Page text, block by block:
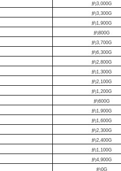
約3,000G
約3,300G
約1,900G
約800G
約3,700G
約6,300G
約2,800G
約1,300G
約2,100G
約1,200G
約600G
約1,900G
約1,600G
約2,300G
約2,400G
約1,100G
約4,900G
約0G